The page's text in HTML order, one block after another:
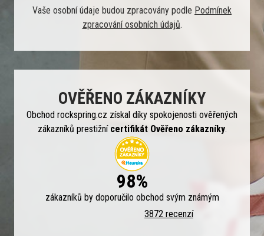
Vaše osobní údaje budou zpracovány podle Podmínek
zpracování osobních údajů.
OVĚŘENO ZÁKAZNÍKY
Obchod rockspring.cz získal díky spokojenosti ověřených
zákazníků prestižní certifikát Ověřeno zákazníky.
98%
zákazníků by doporučilo obchod svým známým
3872 recenzí